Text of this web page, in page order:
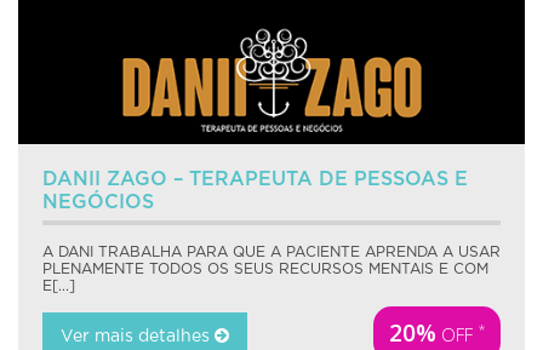
DANII ZAGO – TERAPEUTA DE PESSOAS E
NEGÓCIOS
A DANI TRABALHA PARA QUE A PACIENTE APRENDA A USAR
PLENAMENTE TODOS OS SEUS RECURSOS MENTAIS E COM
E[...]
Ver mais detalhes 20% OFF *